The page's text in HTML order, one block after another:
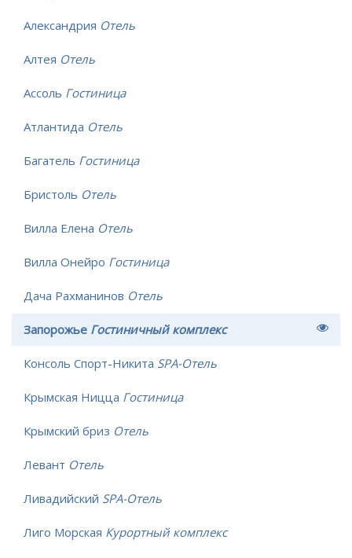
Александрия Отель
Алтея Отель
Ассоль Гостиница
Атлантида Отель
Багатель Гостиница
Бристоль Отель
Вилла Елена Отель
Вилла Онейро Гостиница
Дача Рахманинов Отель
Запорожье Гостиничный комплекс
Консоль Спорт-Никита SPA-Отель
Крымская Ницца Гостиница
Крымский бриз Отель
Левант Отель
Ливадийский SPA-Отель
Лиго Морская Курортный комплекс